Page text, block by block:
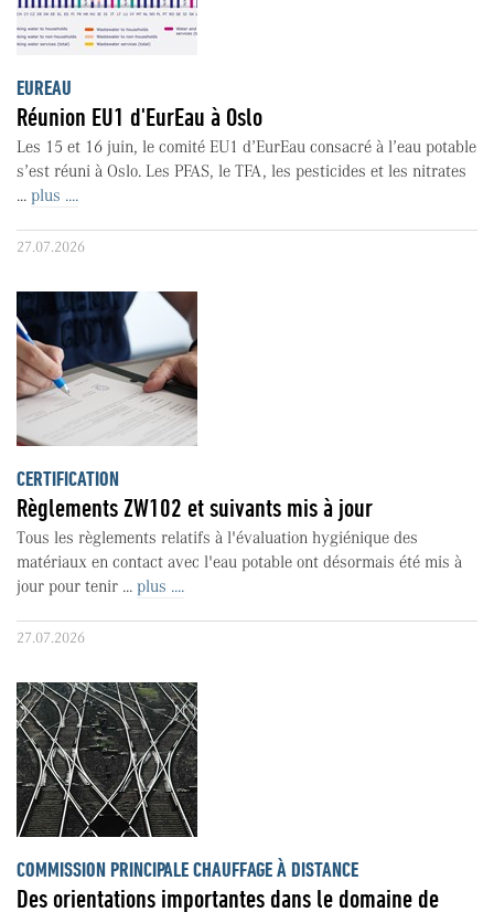
EUREAU
Réunion EU1 d'EurEau à Oslo
Les 15 et 16 juin, le comité EU1 d’EurEau consacré à l’eau potable
s’est réuni à Oslo. Les PFAS, le TFA, les pesticides et les nitrates
... plus ....
27.07.2026
CERTIFICATION
Règlements ZW102 et suivants mis à jour
Tous les règlements relatifs à l'évaluation hygiénique des
matériaux en contact avec l'eau potable ont désormais été mis à
jour pour tenir ... plus ....
27.07.2026
COMMISSION PRINCIPALE CHAUFFAGE À DISTANCE
Des orientations importantes dans le domaine de